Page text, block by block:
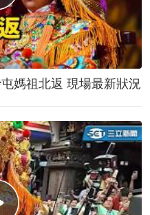
媽祖北返 現場最新狀況